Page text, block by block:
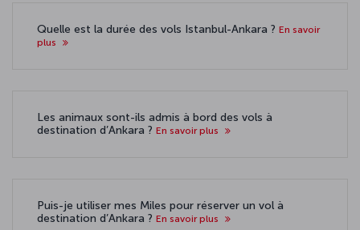
Quelle est la durée des vols Istanbul-Ankara ? En savoir
plus
Les animaux sont-ils admis à bord des vols à
destination d’Ankara ? En savoir plus
Puis-je utiliser mes Miles pour réserver un vol à
destination d’Ankara ? En savoir plus